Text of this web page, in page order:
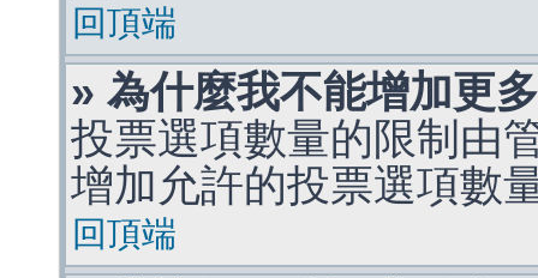
回頂端
» 為什麼我不能增加更
投票選項數量的限制由
增加允許的投票選項數
回頂端